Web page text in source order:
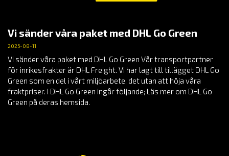
Vi sänder våra paket med DHL Go Green
2025-08-11
Vi sänder våra paket med DHL Go Green Vår transportpartner
för inrikesfrakter är DHL Freight. Vi har lagt till tillägget DHL Go
Green som en del i vårt miljöarbete, det utan att höja våra
fraktpriser. I DHL Go Green ingår följande; Läs mer om DHL Go
Green på deras hemsida.